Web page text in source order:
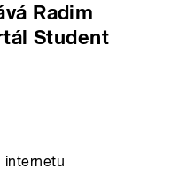
Radim
Student
internetu